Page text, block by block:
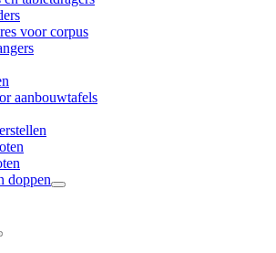
voor corpus
aanbouwtafels
doppen